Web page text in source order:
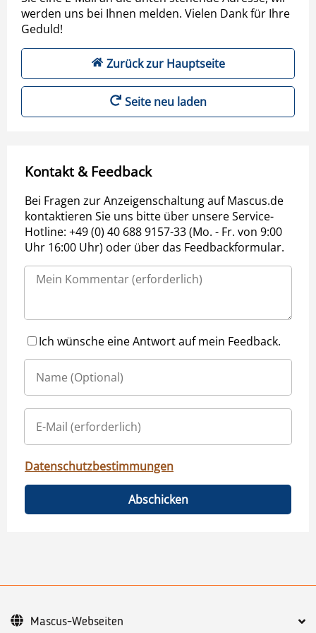
werden uns bei Ihnen melden. Vielen Dank für Ihre
Geduld!
Zurück zur Hauptseite
Seite neu laden
Kontakt & Feedback
Bei Fragen zur Anzeigenschaltung auf Mascus.de
kontaktieren Sie uns bitte über unsere Service-
Hotline: +49 (0) 40 688 9157-33 (Mo. - Fr. von 9:00
Uhr 16:00 Uhr) oder über das Feedbackformular.
Ich wünsche eine Antwort auf mein Feedback.
Datenschutzbestimmungen
Abschicken
Mascus-Webseiten